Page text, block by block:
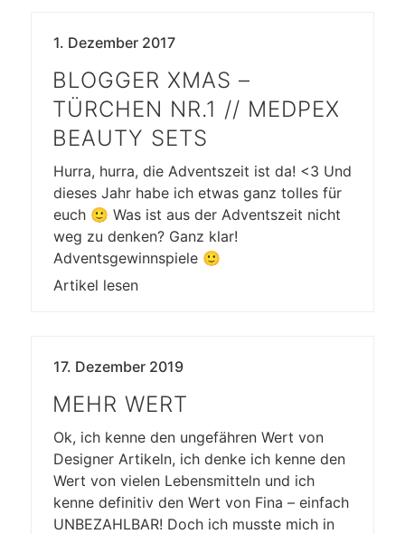
1. Dezember 2017
BLOGGER XMAS –
TÜRCHEN NR.1 // MEDPEX
BEAUTY SETS
Hurra, hurra, die Adventszeit ist da! <3 Und
dieses Jahr habe ich etwas ganz tolles für
euch 🙂 Was ist aus der Adventszeit nicht
weg zu denken? Ganz klar!
Adventsgewinnspiele 🙂
Artikel lesen
17. Dezember 2019
MEHR WERT
Ok, ich kenne den ungefähren Wert von
Designer Artikeln, ich denke ich kenne den
Wert von vielen Lebensmitteln und ich
kenne definitiv den Wert von Fina – einfach
UNBEZAHLBAR! Doch ich musste mich in